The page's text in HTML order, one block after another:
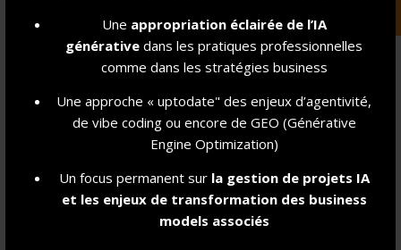
Une appropriation éclairée de l’IA
générative dans les pratiques professionnelles
comme dans les stratégies business
Une approche « uptodate" des enjeux d’agentivité,
de vibe coding ou encore de GEO (Générative
Engine Optimization)
Un focus permanent sur la gestion de projets IA
et les enjeux de transformation des business
models associés
LES MISSIONS DE CONSEIL